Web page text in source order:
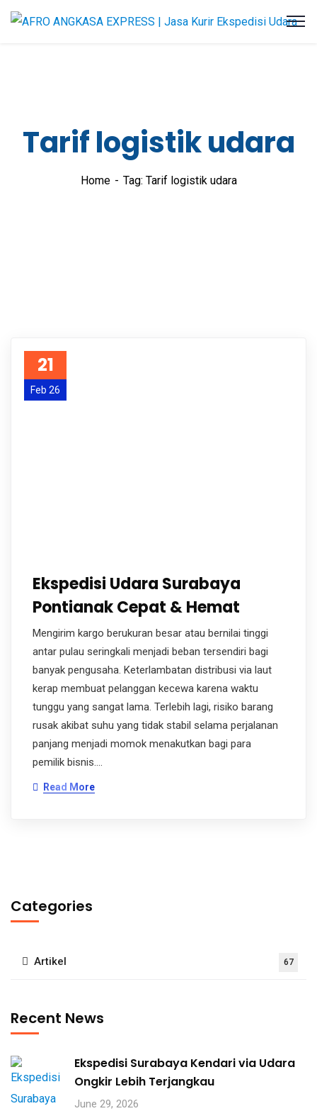
Tarif logistik udara
Home Tag: Tarif logistik udara
21
Feb 26
Ekspedisi Udara Surabaya
Pontianak Cepat & Hemat
Mengirim kargo berukuran besar atau bernilai tinggi
antar pulau seringkali menjadi beban tersendiri bagi
banyak pengusaha. Keterlambatan distribusi via laut
kerap membuat pelanggan kecewa karena waktu
tunggu yang sangat lama. Terlebih lagi, risiko barang
rusak akibat suhu yang tidak stabil selama perjalanan
panjang menjadi momok menakutkan bagi para
pemilik bisnis.…
Read More
Categories
Artikel 67
Recent News
Ekspedisi Surabaya Kendari via Udara
Ongkir Lebih Terjangkau
June 29, 2026